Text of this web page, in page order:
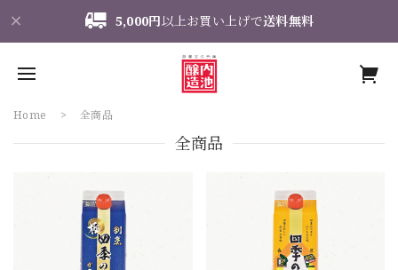
5,000円以上お買い上げで送料無料
Home 全商品
全商品